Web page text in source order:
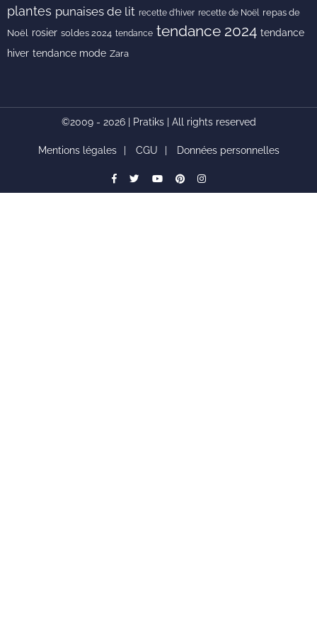
plantes punaises de lit recette d'hiver recette de Noël repas de
Noël rosier soldes 2024 tendance tendance 2024 tendance
hiver tendance mode Zara
©2009 - 2026 | Pratiks | All rights reserved
Mentions légales CGU Données personnelles
facebook
Twitteryoutubepinterestinstagram